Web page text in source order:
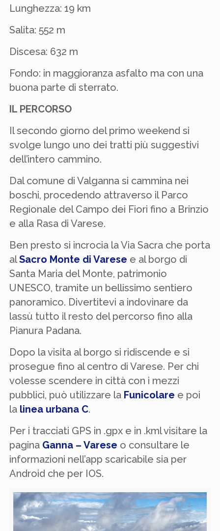
Lunghezza: 19 km
Salita: 552 m
Discesa: 632 m
Fondo: in maggioranza asfalto ma con una
buona parte di sterrato.
IL PERCORSO
Il secondo giorno del primo weekend si
svolge lungo uno dei tratti più suggestivi
dell’intero cammino.
Dal comune di Valganna si cammina nei
boschi, procedendo attraverso il Parco
Regionale del Campo dei Fiori fino a Brinzio
e alla Rasa di Varese.
Ben presto si incrocia la Via Sacra che porta
alSacro Monte di Varese e al borgo di
Santa Maria del Monte, patrimonio
UNESCO, tramite un bellissimo sentiero
panoramico. Divertitevi a indovinare da
lassù tutto il resto del percorso fino alla
Pianura Padana.
Dopo la visita al borgo si ridiscende e si
prosegue fino al centro di Varese. Per chi
volesse scendere in città con i mezzi
pubblici, può utilizzare la Funicolare e poi
la linea urbana C.
Per i tracciati GPS in .gpx e in .kml visitare la
pagina Ganna – Varese o consultare le
informazioni nell’app scaricabile sia per
Android che per IOS.